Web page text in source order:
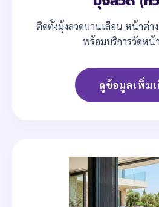
ติดตั้งมุ้งลวดบานเลื่อน หน้าต่า
พร้อมบริการวัดหน้
ดูข้อมูลเพิ่ม